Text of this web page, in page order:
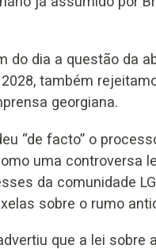
do dia a questão da
também
georgiana.
“de facto” o
uma controversa
da comunidade
sobre o rumo
que a lei